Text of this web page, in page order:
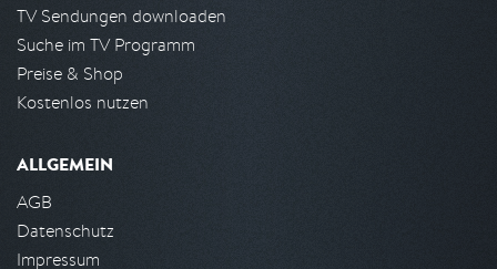
TV Sendungen downloaden
Suche im TV Programm
Preise & Shop
Kostenlos nutzen
ALLGEMEIN
AGB
Datenschutz
Impressum